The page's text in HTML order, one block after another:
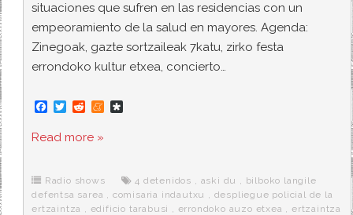
situaciones que sufren en las residencias con un
empeoramiento de la salud en mayores. Agenda:
Zinegoak, gazte sortzaileak 7katu, zirko festa
errondoko kultur etxea, concierto…
F
c
e
o
k
T
i
t
r
R
d
d
M
e
r
a
Read more »
Radio shows 4 detenidos , aski du , bilboko langile
defentsa sarea , comisaria indautxu , despliegue policial de la
ertzaintza , edificio tarabusi , errondoko auzo etxea ,ertzaintza